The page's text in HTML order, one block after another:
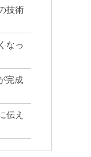
技術
なっ
完成
伝え